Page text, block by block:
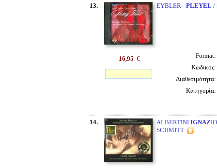
13. EYBLER - PLEYEL /
16,95 €
Format:
Κωδικός:
Διαθεσιμότητα:
Κατηγορία:
14. ALBERTINI IGNAZ
SCHMITT